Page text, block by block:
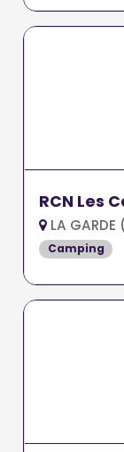
RCN Les
LA
Camping